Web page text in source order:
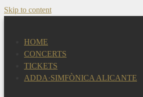
Skip to content
HOME
CONCERTS
TICKETS
ADDA·SIMFÒNICA ALICANTE